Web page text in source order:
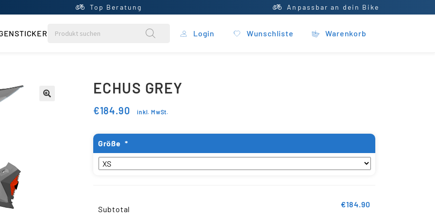
Top Beratung Anpassbar an dein Bike
Konto
Login Wunschliste Warenkorb
ECHUS GREY
€184.90 inkl. MwSt.
Größe *
Subtotal
€184.90